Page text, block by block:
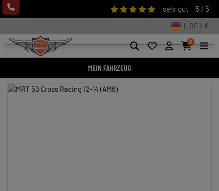
sehr gut 5 / 5
| DE | €
0
MEIN FAHRZEUG